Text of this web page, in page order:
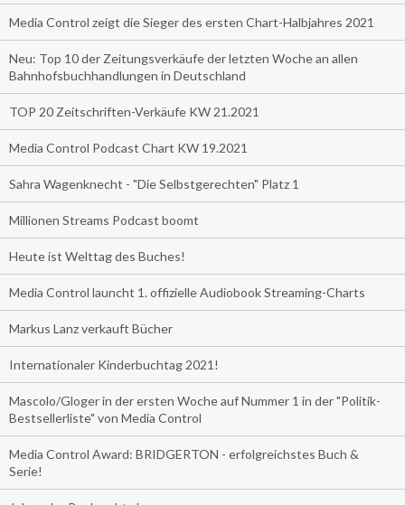
Media Control zeigt die Sieger des ersten Chart-Halbjahres 2021
Neu: Top 10 der Zeitungsverkäufe der letzten Woche an allen
Bahnhofsbuchhandlungen in Deutschland
TOP 20 Zeitschriften-Verkäufe KW 21.2021
Media Control Podcast Chart KW 19.2021
Sahra Wagenknecht - "Die Selbstgerechten" Platz 1
Millionen Streams Podcast boomt
Heute ist Welttag des Buches!
Media Control launcht 1. offizielle Audiobook Streaming-Charts
Markus Lanz verkauft Bücher
Internationaler Kinderbuchtag 2021!
Mascolo/Gloger in der ersten Woche auf Nummer 1 in der "Politik-
Bestsellerliste" von Media Control
Media Control Award: BRIDGERTON - erfolgreichstes Buch &
Serie!